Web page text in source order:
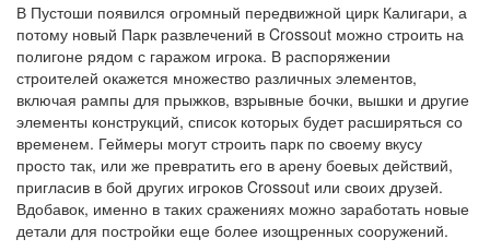
В Пустоши появился огромный передвижной цирк Калигари, а
потому новый Парк развлечений в Crossout можно строить на
полигоне рядом с гаражом игрока. В распоряжении
строителей окажется множество различных элементов,
включая рампы для прыжков, взрывные бочки, вышки и другие
элементы конструкций, список которых будет расширяться со
временем. Геймеры могут строить парк по своему вкусу
просто так, или же превратить его в арену боевых действий,
пригласив в бой других игроков Crossout или своих друзей.
Вдобавок, именно в таких сражениях можно заработать новые
детали для постройки еще более изощренных сооружений.